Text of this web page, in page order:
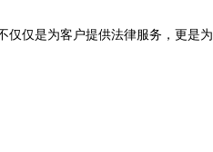
仅仅是为客户提供法律服务，更是为